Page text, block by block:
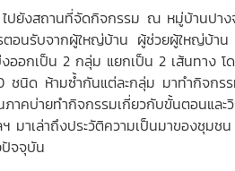
งสถานที่จัดกิจกรรม ณ หมู่บ้านปางจ
รตอนรับจากผู้ใหญ่บ้าน ผู้ช่วยผู้ใหญ่
อกเป็น 2 กลุ่ม แยกเป็น 2 เส้นทาง โ
นิด ห้ามซ้ำกันแต่ละกลุ่ม มาทำกิจกร
ายทำกิจกรรมเกี่ยวกับขั้นตอนและ
เล่าถึงประวัติความเป็นมาของชุม
รณ์มาจนถึงปัจจุบัน